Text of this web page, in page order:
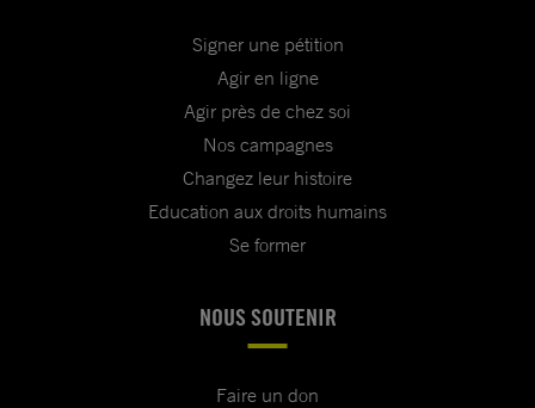
Signer une pétition
Agir en ligne
Agir près de chez soi
Nos campagnes
Changez leur histoire
Education aux droits humains
Se former
NOUS SOUTENIR
Faire un don